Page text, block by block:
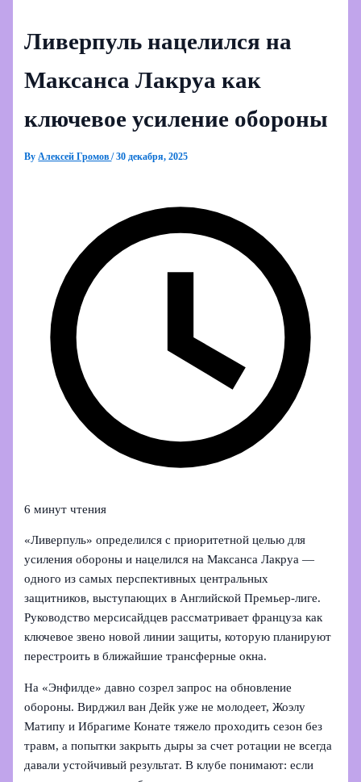
Ливерпуль нацелился на
Максанса Лакруа как
ключевое усиление обороны
By Алексей Громов/30 декабря, 2025
6 минут чтения
«Ливерпуль» определился с приоритетной целью для
усиления обороны и нацелился на Максанса Лакруа —
одного из самых перспективных центральных
защитников, выступающих в Английской Премьер-лиге.
Руководство мерсисайдцев рассматривает француза как
ключевое звено новой линии защиты, которую планируют
перестроить в ближайшие трансферные окна.
На «Энфилде» давно созрел запрос на обновление
обороны. Вирджил ван Дейк уже не молодеет, Жоэлу
Матипу и Ибрагиме Конате тяжело проходить сезон без
травм, а попытки закрыть дыры за счет ротации не всегда
давали устойчивый результат. В клубе понимают: если